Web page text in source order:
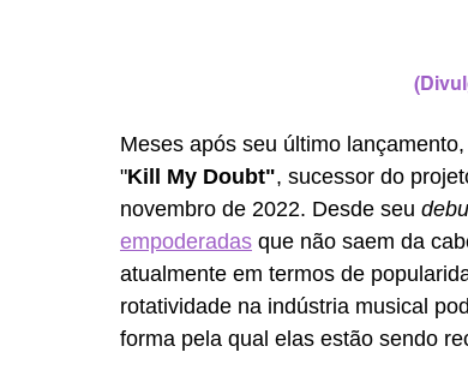
Meses após seu último lançamento,
"Kill My Doubt", sucessor do
novembro de 2022. Desde seu
empoderadas que não saem da
atualmente em termos de
rotatividade na indústria musical
forma pela qual elas estão sendo